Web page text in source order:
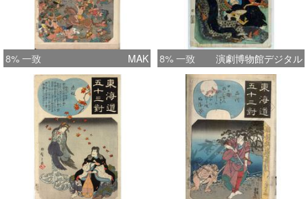
8% 一致 MAK 8% 一致 演劇博物館デジタル